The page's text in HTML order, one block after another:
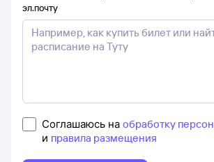
эл.почту
Соглашаюсь на обработку
и правила размещения